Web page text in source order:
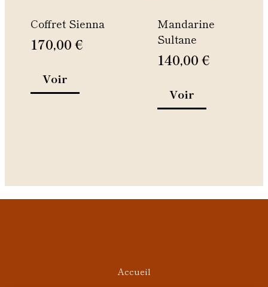
Coffret Sienna
170,00€
Voir
choisies
sur
Mandarine
Sultane
140,00 €
Voir
choisies
la
Accueil